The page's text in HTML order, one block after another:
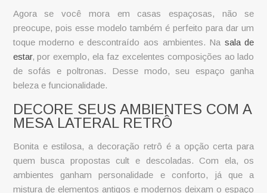
Agora se você mora em casas espaçosas, não se
preocupe, pois esse modelo também é perfeito para dar um
toque moderno e descontraído aos ambientes. Na sala de
estar, por exemplo, ela faz excelentes composições ao lado
de sofás e poltronas. Desse modo, seu espaço ganha
beleza e funcionalidade.
DECORE SEUS AMBIENTES COM A
MESA LATERAL RETRÔ
Bonita e estilosa, a decoração retrô é a opção certa para
quem busca propostas cult e descoladas. Com ela, os
ambientes ganham personalidade e conforto, já que a
mistura de elementos antigos e modernos deixam o espaço